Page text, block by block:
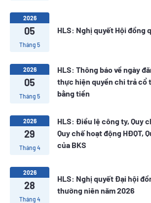
2026
05
Tháng 5
HLS: Nghị quyết Hội đồng
2026
05
Tháng 5
HLS: Thông báo về ngày
thực hiện quyền chi trả cổ
bằng tiền
2026
29
Tháng 4
HLS: Điều lệ công ty, Quy
Quy chế hoạt động HĐQT,
của BKS
2026
28
Tháng 4
HLS: Nghị quyết Đại hội
thường niên năm 2026